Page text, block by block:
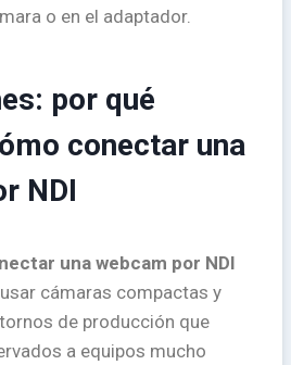
o en el adaptador.
por qué
conectar una
NDI
una webcam por NDI
cámaras compactas y
de producción que
a equipos mucho